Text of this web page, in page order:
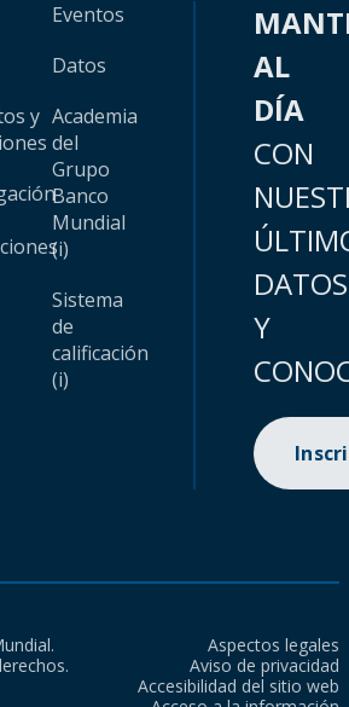
y
Eventos
Datos
Academia
del
Grupo
Banco
Mundial
(i)
Sistema
de
calificación
(i)
AL
DÍA
CON
DATOS
Y
Aspectos legales
Aviso de privacidad
Accesibilidad del sitio web